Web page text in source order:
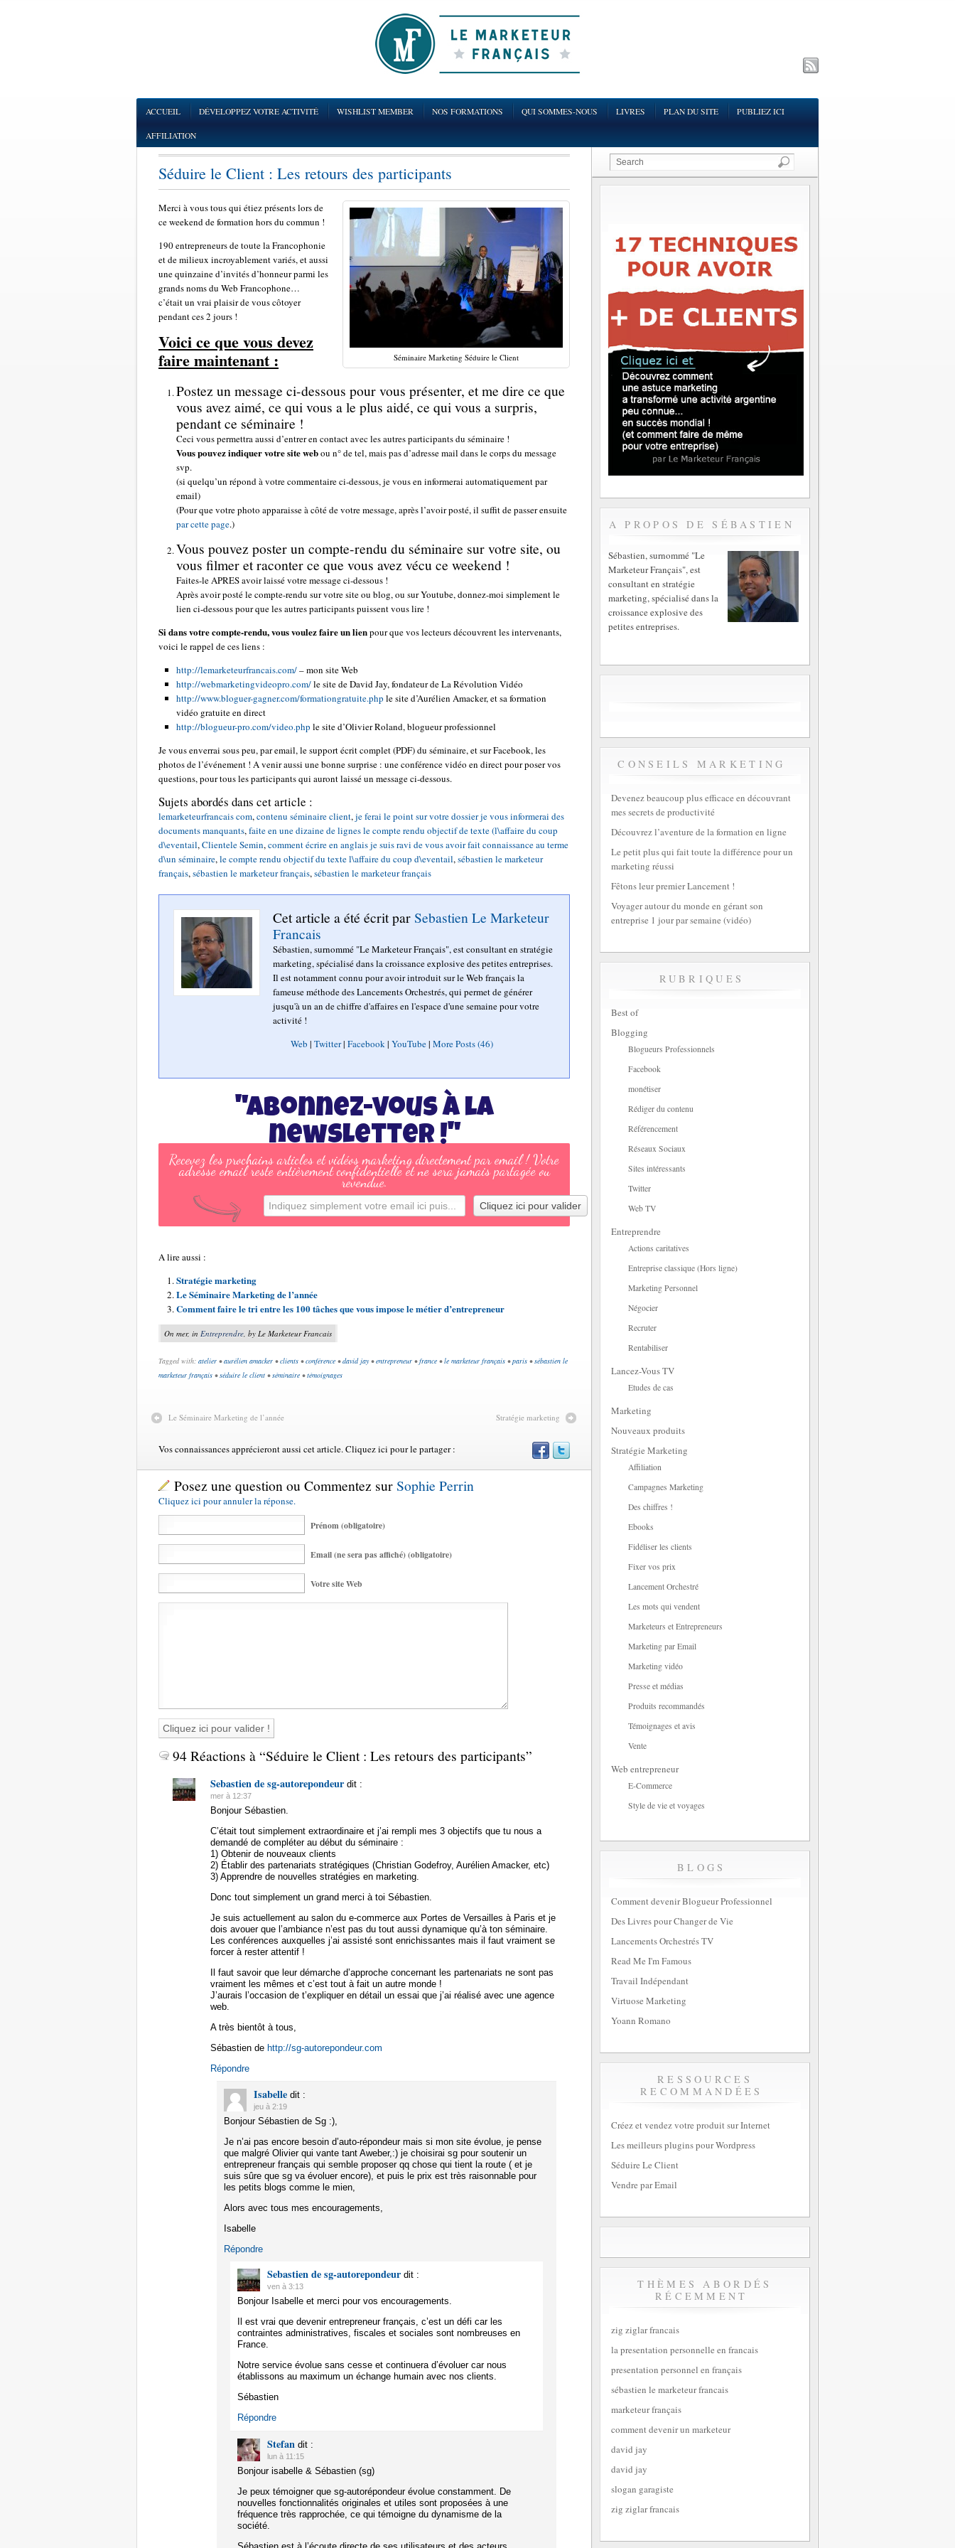
ACCUEIL DÉVELOPPEZ VOTRE ACTIVITÉ WISHLIST MEMBER NOS FORMATIONS QUI SOMMES-NOUS LIVRES PLAN DU SITE PUBLIEZ ICI
AFFILIATION
Séduire le Client : Les retours des participants
Séminaire Marketing Séduire le Client
Merci à vous tous qui étiez présents lors de
ce weekend de formation hors du commun !
190 entrepreneurs de toute la Francophonie
et de milieux incroyablement variés, et aussi
une quinzaine d’invités d’honneur parmi les
grands noms du Web Francophone…
c’était un vrai plaisir de vous côtoyer
pendant ces 2 jours !
Voici ce que vous devez
faire maintenant :
Postez un message ci-dessous pour vous présenter, et me dire ce que
vous avez aimé, ce qui vous a le plus aidé, ce qui vous a surpris,
pendant ce séminaire !
Ceci vous permettra aussi d’entrer en contact avec les autres participants du séminaire !
Vous pouvez indiquer votre site webou n° de tel, mais pas d’adresse mail dans le corps du message
svp.
(si quelqu’un répond à votre commentaire ci-dessous, je vous en informerai automatiquement par
email)
(Pour que votre photo apparaisse à côté de votre message, après l’avoir posté, il suffit de passer ensuite
par cette page.)
Vous pouvez poster un compte-rendu du séminaire sur votre site, ou
vous filmer et raconter ce que vous avez vécu ce weekend !
Faites-le APRES avoir laissé votre message ci-dessous !
Après avoir posté le compte-rendu sur votre site ou blog, ou sur Youtube, donnez-moi simplement le
lien ci-dessous pour que les autres participants puissent vous lire !
Si dans votre compte-rendu, vous voulez faire un lienpour que vos lecteurs découvrent les intervenants,
voici le rappel de ces liens :
http://lemarketeurfrancais.com/– mon site Web
http://webmarketingvideopro.com/le site de David Jay, fondateur de La Révolution Vidéo
http://www.bloguer-gagner.com/formationgratuite.php le site d’Aurélien Amacker, et sa formation
vidéo gratuite en direct
http://blogueur-pro.com/video.php le site d’Olivier Roland, blogueur professionnel
Je vous enverrai sous peu, par email, le support écrit complet (PDF) du séminaire, et sur Facebook, les
photos de l’événement ! A venir aussi une bonne surprise : une conférence vidéo en direct pour poser vos
questions, pour tous les participants qui auront laissé un message ci-dessous.
Sujets abordés dans cet article :
lemarketeurfrancais com,contenu séminaire client,je ferai le point sur votre dossier je vous informerai des
documents manquants,faite en une dizaine de lignes le compte rendu objectif de texte (l\affaire du coup
d\eventail,Clientele Semin,comment écrire en anglais je suis ravi de vous avoir fait connaissance au terme
d\un séminaire,le compte rendu objectif du texte l\affaire du coup d\eventail,sébastien le marketeur
français,sébastien le marketeur français,sébastien le marketeur français
Cet article a été écrit parSebastien Le Marketeur
Francais
Sébastien, surnommé "Le Marketeur Français", est consultant en stratégie
marketing, spécialisé dans la croissance explosive des petites entreprises.
Il est notamment connu pour avoir introduit sur le Web français la
fameuse méthode des Lancements Orchestrés, qui permet de générer
jusqu'à un an de chiffre d'affaires en l'espace d'une semaine pour votre
activité !
Web | Twitter| Facebook| YouTube| More Posts (46)
"Abonnez-vous à la
newsletter !"
Recevez les prochains articles et vidéos marketing directement par email ! Votre
adresse email reste entièrement confidentielle et ne sera jamais partagée ou
revendue.
A lire aussi :
Stratégie marketing
Le Séminaire Marketing de l’année
Comment faire le tri entre les 100 tâches que vous impose le métier d’entrepreneur
On mer, in Entreprendre , by Le Marketeur Francais
Tagged with: atelier •aurélien amacker •clients •conférence •david jay•entrepreneur •france •le marketeur français •paris •sébastien le
marketeur français •séduire le client •séminaire •témoignages
Le Séminaire Marketing de l’année Stratégie marketing
Vos connaissances apprécieront aussi cet article. Cliquez ici pour le partager :
Posez une question ou Commentez surSophie Perrin
Cliquez ici pour annuler la réponse.
Prénom (obligatoire)
Email (ne sera pas affiché) (obligatoire)
Votre site Web
94 Réactions à “Séduire le Client : Les retours des participants”
Sebastien de sg-autorepondeur dit :
mer à 12:37
Bonjour Sébastien.
C’était tout simplement extraordinaire et j’ai rempli mes 3 objectifs que tu nous a
demandé de compléter au début du séminaire :
1) Obtenir de nouveaux clients
2) Établir des partenariats stratégiques (Christian Godefroy, Aurélien Amacker, etc)
3) Apprendre de nouvelles stratégies en marketing.
Donc tout simplement un grand merci à toi Sébastien.
Je suis actuellement au salon du e-commerce aux Portes de Versailles à Paris et je
dois avouer que l’ambiance n’est pas du tout aussi dynamique qu’à ton séminaire.
Les conférences auxquelles j’ai assisté sont enrichissantes mais il faut vraiment se
forcer à rester attentif !
Il faut savoir que leur démarche d’approche concernant les partenariats ne sont pas
vraiment les mêmes et c’est tout à fait un autre monde !
J’aurais l’occasion de t’expliquer en détail un essai que j’ai réalisé avec une agence
web.
A très bientôt à tous,
Sébastien de http://sg-autorepondeur.com
Répondre
Isabelle dit :
jeu à 2:19
Bonjour Sébastien de Sg :),
Je n’ai pas encore besoin d’auto-répondeur mais si mon site évolue, je pense
que malgré Olivier qui vante tant Aweber,:) je choisirai sg pour soutenir un
entrepreneur français qui semble proposer qq chose qui tient la route ( et je
suis sûre que sg va évoluer encore), et puis le prix est très raisonnable pour
les petits blogs comme le mien,
Alors avec tous mes encouragements,
Isabelle
Répondre
Sebastien de sg-autorepondeur dit :
ven à 3:13
Bonjour Isabelle et merci pour vos encouragements.
Il est vrai que devenir entrepreneur français, c’est un défi car les
contraintes administratives, fiscales et sociales sont nombreuses en
France.
Notre service évolue sans cesse et continuera d’évoluer car nous
établissons au maximum un échange humain avec nos clients.
Sébastien
Répondre
Stefan dit :
lun à 11:15
Bonjour isabelle & Sébastien (sg)
Je peux témoigner que sg-autorépondeur évolue constamment. De
nouvelles fonctionnalités originales et utiles sont proposées à une
fréquence très rapprochée, ce qui témoigne du dynamisme de la
société.
A PROPOS DE SÉBASTIEN
Sébastien, surnommé "Le
Marketeur Français", est
consultant en stratégie
marketing, spécialisé dans la
croissance explosive des
petites entreprises.
CONSEILS MARKETING
Devenez beaucoup plus efficace en découvrant
mes secrets de productivité
Découvrez l’aventure de la formation en ligne
Le petit plus qui fait toute la différence pour un
marketing réussi
Fêtons leur premier Lancement !
Voyager autour du monde en gérant son
entreprise 1 jour par semaine (vidéo)
RUBRIQUES
Best of
Blogging
Blogueurs Professionnels
Facebook
monétiser
Rédiger du contenu
Référencement
Réseaux Sociaux
Sites intéressants
Twitter
Web TV
Entreprendre
Actions caritatives
Entreprise classique (Hors ligne)
Marketing Personnel
Négocier
Recruter
Rentabiliser
Lancez-Vous TV
Etudes de cas
Marketing
Nouveaux produits
Stratégie Marketing
Affiliation
Campagnes Marketing
Des chiffres !
Ebooks
Fidéliser les clients
Fixer vos prix
Lancement Orchestré
Les mots qui vendent
Marketeurs et Entrepreneurs
Marketing par Email
Marketing vidéo
Presse et médias
Produits recommandés
Témoignages et avis
Vente
Web entrepreneur
E-Commerce
Style de vie et voyages
BLOGS
Comment devenir Blogueur Professionnel
Des Livres pour Changer de Vie
Lancements Orchestrés TV
Read Me I'm Famous
Travail Indépendant
Virtuose Marketing
Yoann Romano
RESSOURCES
RECOMMANDÉES
Créez et vendez votre produit sur Internet
Les meilleurs plugins pour Wordpress
Séduire Le Client
Vendre par Email
THÈMES ABORDÉS
RÉCEMMENT
zig ziglar francais
la presentation personnelle en francais
presentation personnel en français
sébastien le marketeur francais
marketeur français
comment devenir un marketeur
david jay
david jay
slogan garagiste
zig ziglar francais